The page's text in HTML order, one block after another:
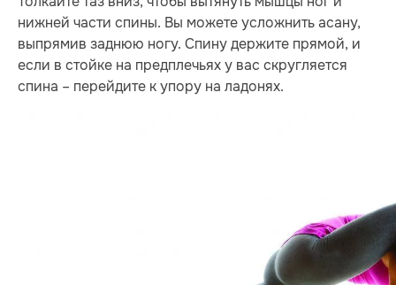
нижней части спины. Вы можете усложнить асану,
выпрямив заднюю ногу. Спину держите прямой, и
если в стойке на предплечьях у вас скругляется
спина – перейдите к упору на ладонях.